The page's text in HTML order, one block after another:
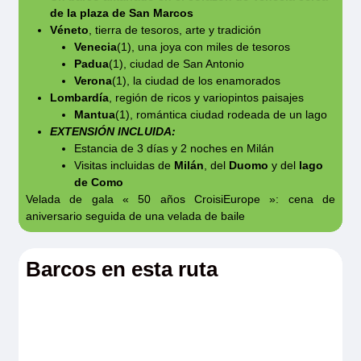
(1) Excursiones opcionales.
(2) Los pasajeros no pueden quedarse a bordo
durante la navegación entre Chioggia y Porto
Viro.
(3) Cuando el anfiteatro esté cerrado, y en los
meses de julio y agosto, se visitarán los
maravillosos jardines Giusti, diseñados por
Auguste Giusti en 1570.
(4) Recomendado: llegada el 1.º día a Venecia
de la plaza de San Marcos
Véneto , tierra de tesoros, arte y tradición
Venecia(1), una joya con miles de tesoros
Padua(1), ciudad de San Antonio
Verona(1), la ciudad de los enamorados
Lombardía, región de ricos y variopintos paisajes
Mantua(1), romántica ciudad rodeada de un lago
EXTENSIÓN INCLUIDA:
Estancia de 3 días y 2 noches en Milán
Visitas incluidas de Milán , del Duomo y dellago
de Como
Velada de gala « 50 años CroisiEurope »: cena de
aniversario seguida de una velada de baile
Barcos en esta ruta